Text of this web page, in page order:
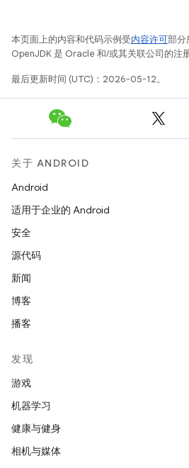
本页面上的内容和代码示例受内容许可部分
OpenJDK 是 Oracle 和/或其关联公司的注册
最后更新时间 (UTC)：2026-05-12。
关于 ANDROID
Android
适用于企业的 Android
安全
源代码
新闻
博客
播客
发现
游戏
机器学习
健康与健身
相机与媒体